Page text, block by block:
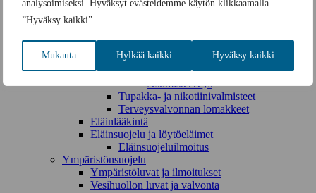
analysoimiseksi. Hyväksyt evästeidemme käytön klikkaamalla
”Hyväksy kaikki”.
Mukauta Hylkää kaikki Hyväksy kaikki
Ympäristöterveydenhuolto
Terveysvalvonta
Ruokamyrkytysilmoitus
Terveydensuojelu
Uimavesien valvonta
Asumisterveys
Tupakka- ja nikotiinivalmisteet
Terveysvalvonnan lomakkeet
Eläinlääkintä
Eläinsuojelu ja löytöeläimet
Eläinsuojeluilmoitus
Ympäristönsuojelu
Ympäristöluvat ja ilmoitukset
Vesihuollon luvat ja valvonta